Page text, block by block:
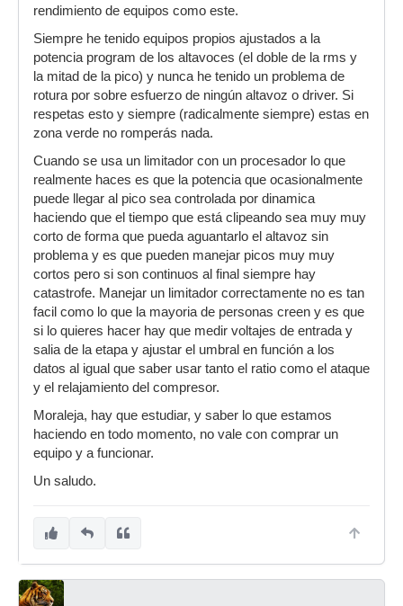
rendimiento de equipos como este.
Siempre he tenido equipos propios ajustados a la
potencia program de los altavoces (el doble de la rms y
la mitad de la pico) y nunca he tenido un problema de
rotura por sobre esfuerzo de ningún altavoz o driver. Si
respetas esto y siempre (radicalmente siempre) estas en
zona verde no romperás nada.
Cuando se usa un limitador con un procesador lo que
realmente haces es que la potencia que ocasionalmente
puede llegar al pico sea controlada por dinamica
haciendo que el tiempo que está clipeando sea muy muy
corto de forma que pueda aguantarlo el altavoz sin
problema y es que pueden manejar picos muy muy
cortos pero si son continuos al final siempre hay
catastrofe. Manejar un limitador correctamente no es tan
facil como lo que la mayoria de personas creen y es que
si lo quieres hacer hay que medir voltajes de entrada y
salia de la etapa y ajustar el umbral en función a los
datos al igual que saber usar tanto el ratio como el ataque
y el relajamiento del compresor.
Moraleja, hay que estudiar, y saber lo que estamos
haciendo en todo momento, no vale con comprar un
equipo y a funcionar.
Un saludo.